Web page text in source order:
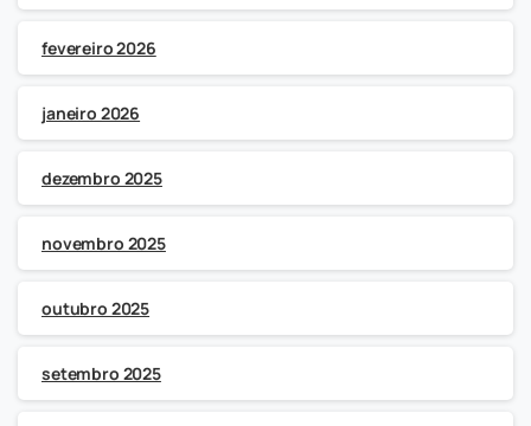
fevereiro 2026
janeiro 2026
dezembro 2025
novembro 2025
outubro 2025
setembro 2025